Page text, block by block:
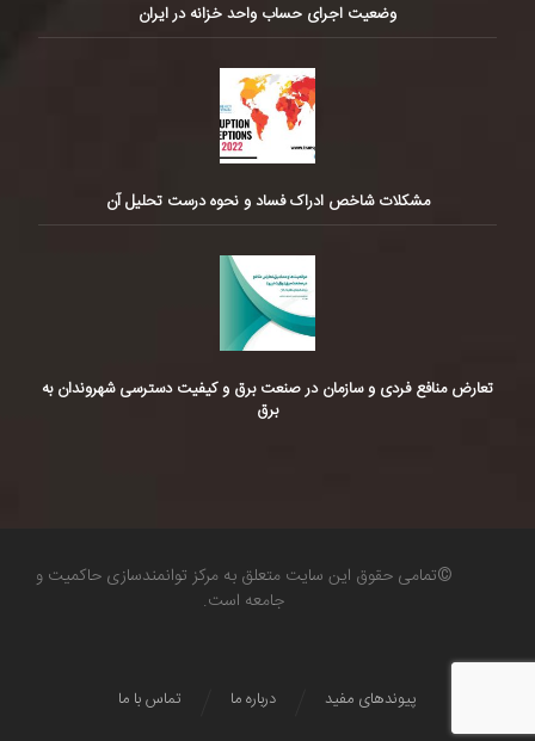
وضعیت اجرای حساب واحد خزانه در ایران
مشکلات شاخص ادراک فساد و نحوه درست تحلیل آن
تعارض منافع فردی و سازمان در صنعت برق و کیفیت دسترسی شهروندان به
برق
©تمامی حقوق این سایت متعلق به مرکز توانمندسازی حاکمیت و
جامعه است.
تماس با ما درباره ما پیوندهای مفید